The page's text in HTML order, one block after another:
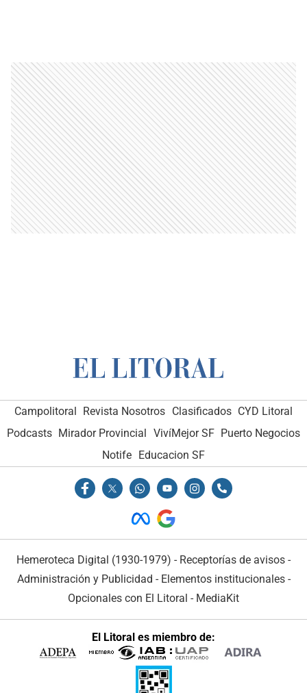
Campolitoral Revista Nosotros Clasificados CYD Litoral
Podcasts Mirador Provincial VivíMejor SF Puerto Negocios
Notife Educacion SF
Hemeroteca Digital (1930-1979) - Receptorías de avisos -
Administración y Publicidad - Elementos institucionales-
Opcionales con El Litoral - MediaKit
El Litoral es miembro de: